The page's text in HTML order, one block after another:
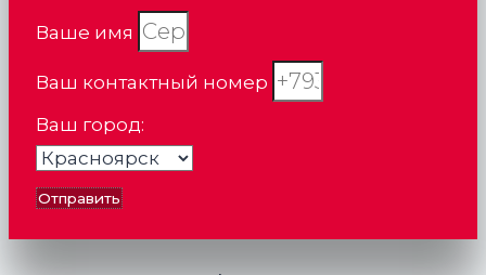
Ваше имя
Ваш контактный номер
Ваш город:
Отправить